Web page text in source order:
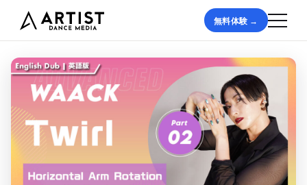
無料体験 →